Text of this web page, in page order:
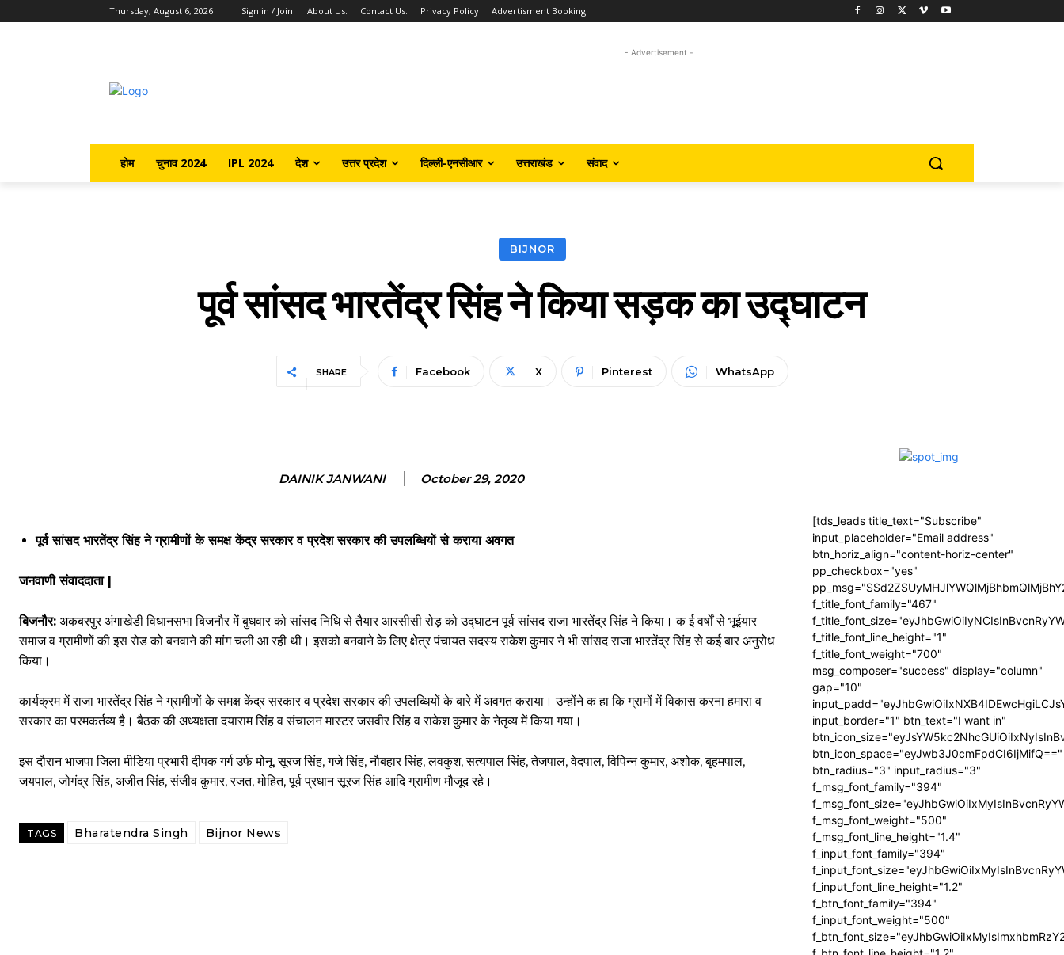
Thursday, August 6, 2026 Sign in / Join About Us. Contact Us. Privacy Policy Advertisment Booking
- Advertisement -
होम चुनाव 2024 IPL 2024 देश उत्तर प्रदेश दिल्ली-एनसीआर उत्तराखंड संवाद
BIJNOR
पूर्व सांसद भारतेंद्र सिंह ने किया सड़क का उद्घाटन
SHARE Facebook X Pinterest WhatsApp
DAINIK JANWANI October 29, 2020
पूर्व सांसद भारतेंद्र सिंह ने ग्रामीणों के समक्ष केंद्र सरकार व प्रदेश सरकार की उपलब्धियों से कराया अवगत
जनवाणी संवाददाता |
बिजनौर: अकबरपुर अंगाखेडी विधानसभा बिजनौर में बुधवार को सांसद निधि से तैयार आरसीसी रोड़ को उद्घाटन पूर्व सांसद राजा भारतेंद्र सिंह ने किया। क ई वर्षों से भूईयार
समाज व ग्रामीणों की इस रोड को बनवाने की मांग चली आ रही थी। इसको बनवाने के लिए क्षेत्र पंचायत सदस्य राकेश कुमार ने भी सांसद राजा भारतेंद्र सिंह से कई बार अनुरोध
किया।
कार्यक्रम में राजा भारतेंद्र सिंह ने ग्रामीणों के समक्ष केंद्र सरकार व प्रदेश सरकार की उपलब्धियों के बारे में अवगत कराया। उन्होंने क हा कि ग्रामों में विकास करना हमारा व
सरकार का परमकर्तव्य है। बैठक की अध्यक्षता दयाराम सिंह व संचालन मास्टर जसवीर सिंह व राकेश कुमार के नेतृव्य में किया गया।
इस दौरान भाजपा जिला मीडिया प्रभारी दीपक गर्ग उर्फ मोनू, सूरज सिंह, गजे सिंह, नौबहार सिंह, लवकुश, सत्यपाल सिंह, तेजपाल, वेदपाल, विपिन्न कुमार, अशोक, बृहमपाल,
जयपाल, जोगंद्र सिंह, अजीत सिंह, संजीव कुमार, रजत, मोहित, पूर्व प्रधान सूरज सिंह आदि ग्रामीण मौजूद रहे।
TAGS Bharatendra Singh Bijnor News
[tds_leads title_text="Subscribe"
input_placeholder="Email address"
btn_horiz_align="content-horiz-center"
pp_checkbox="yes"
f_title_font_family="467"
f_title_font_line_height="1"
f_title_font_weight="700"
msg_composer="success" display="column"
gap="10"
input_border="1" btn_text="I want in"
btn_icon_space="eyJwb3J0cmFpdCI6IjMifQ=="
btn_radius="3" input_radius="3"
f_msg_font_family="394"
f_msg_font_weight="500"
f_msg_font_line_height="1.4"
f_input_font_family="394"
f_input_font_line_height="1.2"
f_btn_font_family="394"
f_input_font_weight="500"